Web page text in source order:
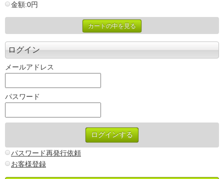
金額:0円
カートの中を見る
ログイン
メールアドレス
パスワード
パスワード再発行依頼
お客様登録